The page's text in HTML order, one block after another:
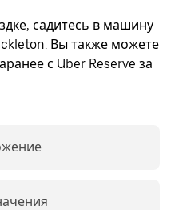
садитесь в машину
Вы также можете
с Uber Reserve за